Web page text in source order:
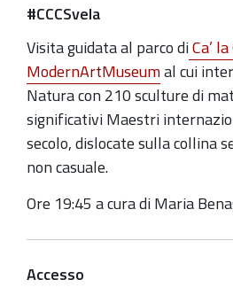
#CCCSvela
Visita guidata al parco diCa’
ModernArtMuseumal cui
Natura con 210 sculture di
significativi Maestri
secolo, dislocate sulla collina
non casuale.
Ore 19:45 a cura di Maria
Accesso